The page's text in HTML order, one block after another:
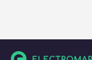
Saint Charles